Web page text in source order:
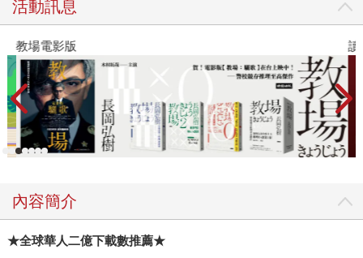
活動訊息
教場電影版 讀
內容簡介
★全球華人二億下載數推薦★